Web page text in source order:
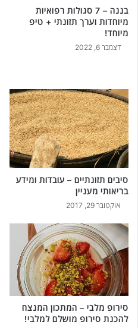
בננה – 7 סגולות רפואיות
מיוחדות וערך תזונתי + טיפ
מיוחד!
דצמבר 6, 2022
סיבים תזונתיים – עובדות ומידע
בריאותי מעניין
אוקטובר 29, 2017
סירופ מלבי – המתכון המנצח
להכנת סירופ מושלם למלבי!